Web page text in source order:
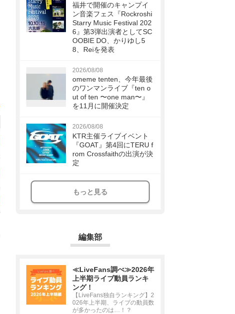
福井で開催のキャンプイ
ン音楽フェス『Rockroshi
Starry Music Festival 202
6』第3弾出演者としてSC
OOBIE DO、かりゆし5
8、Reiを発表
2026/08/08
omeme tenten、今年最後
のワンマンライブ『ten o
ut of ten 〜one man〜』
を11月に開催決定
2026/08/08
KTR主催ライブイベント
『GOAT』第4回にTERU f
rom Crossfaithの出演が決
定
もっと見る
編集部
≪LiveFans調べ≫2026年
上半期ライブ動員ランキ
ング！
【LiveFans独自ランキング】2
026年上半期、ライブの動員数
が多かったのは…！？